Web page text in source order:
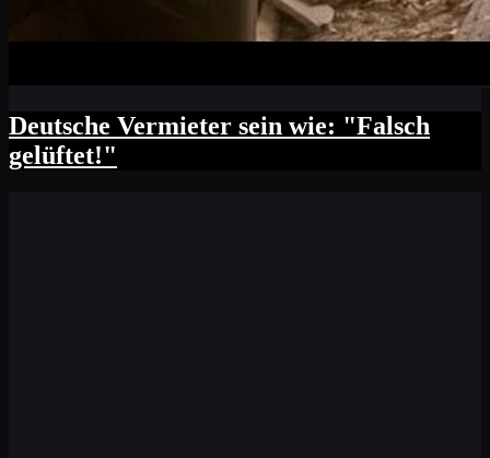
Deutsche Vermieter sein wie: "Falsch
gelüftet!"